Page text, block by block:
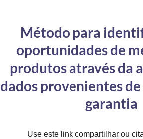
Controladoria-Geral da União
Ministério da Mulher, da Família e dos Direitos
Secretaria-Geral
Método para
oportunidades de
produtos através da
dados provenientes
garantia
Use este link compartilhar ou